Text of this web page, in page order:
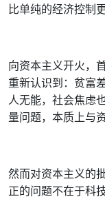
比单纯的经济控制
向资本主义开火，
重新认识到：贫富
人无能，社会焦虑
量问题，本质上与
然而对资本主义的
正的问题不在于科